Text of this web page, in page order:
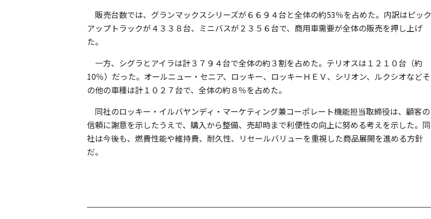
販売台数では、グランマックスシリーズが６６９４台と全体の約53％を占めた。内訳はピック
アップトラックが４３３８台、ミニバスが２３５６台で、商用車需要が全体の販売を押し上げ
た。
一方、シグラとアイラは計３７９４台で全体の約３割を占めた。テリオスは１２１０台（約
10％）だった。オールニュー・セニア、ロッキー、ロッキーＨＥＶ、シリオン、ルクシオなどそ
の他の車種は計１０２７台で、全体の約８％を占めた。
同社のロッキー・イルバヤンディ・マーケティング兼コーポレート機能担当取締役は、顧客の
信頼に謝意を示したうえで、購入から整備、売却時まで利便性の向上に努める考えを示した。同
社は今後も、燃費性能や維持費、耐久性、リセールバリューを重視した商品展開を進める方針
だ。